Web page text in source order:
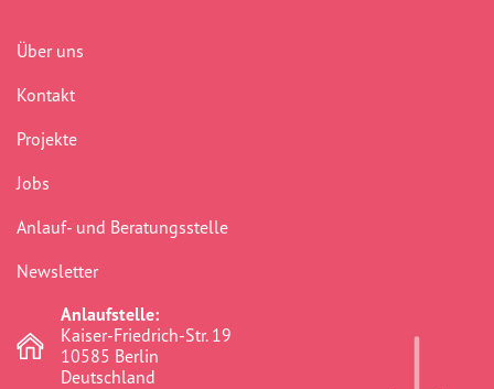
Chancengerechtigkeit
commemoration
Community
crosshairs (0)
Über uns
Kontakt
Projekte
Jobs
Anlauf- und Beratungsstelle
Newsletter
Anlaufstelle:
Kaiser-Friedrich-Str. 19
10585 Berlin
Deutschland